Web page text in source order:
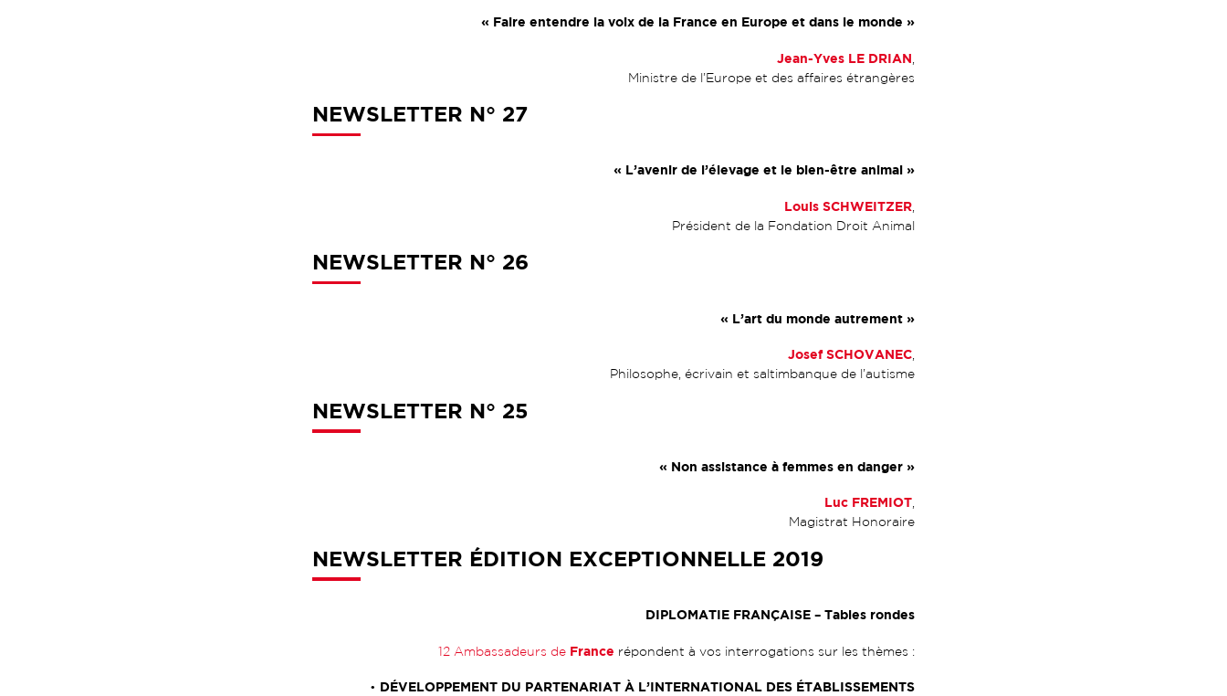
« Faire entendre la voix de la France en Europe et dans le monde »
Jean-Yves LE DRIAN
Ministre de l’Europe et des affaires étrangères
NEWSLETTER N° 27
« L’avenir de l’élevage et le bien-être animal »
Louis SCHWEITZER
Président de la Fondation Droit Animal
NEWSLETTER N° 26
« L’art du monde autrement »
Josef SCHOVANEC
Philosophe, écrivain et saltimbanque de l’autisme
NEWSLETTER N° 25
« Non assistance à femmes en danger »
Luc FREMIOT,
Magistrat Honoraire
NEWSLETTER ÉDITION EXCEPTIONNELLE 2019
DIPLOMATIE FRANÇAISE – Tables rondes
12 Ambassadeurs de France répondent à vos interrogations sur les thèmes :
• DÉVELOPPEMENT DU PARTENARIAT À L’INTERNATIONAL DES ÉTABLISSEMENTS